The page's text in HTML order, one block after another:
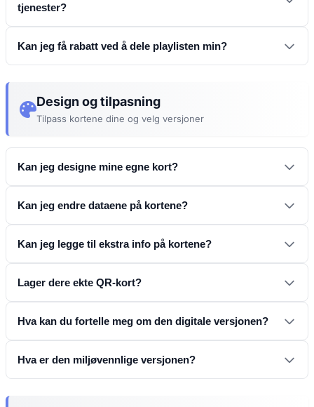
tjenester?
https://open.spotify.com/playlist/5hAC4oIL7LG6TVgaUBVpKs
Kan jeg få rabatt ved å dele playlisten min?
rabatt
Kontakt oss
Design og tilpasning
Tilpass kortene dine og velg versjoner
Kan jeg designe mine egne kort?
design-eksempler
Kan jeg endre dataene på kortene?
Kan jeg legge til ekstra info på kortene?
Lager dere ekte QR-kort?
Hva kan du fortelle meg om den digitale versjonen?
Hva er den miljøvennlige versjonen?